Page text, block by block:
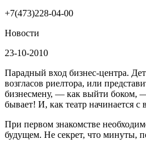
+7(473)228-04-00
Новости
23-10-2010
Парадный вход бизнес-центра.
возгласов риелтора, или
бизнесмену, — как выйти боком, —
бывает! И, как театр начинается
При первом знакомстве
будущем. Не секрет, что минуты,